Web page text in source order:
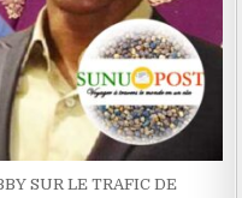
SUR LE TRAFIC DE